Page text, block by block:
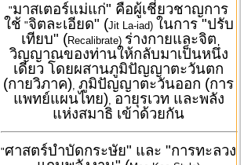
"มาสเตอร์แม่แก่" คือผู้เชี่ยวชาญการ
ใช้ "จิตละเอียด" (Jit La-iad) ในการ "ปรับ
เทียบ" (Recalibrate) ร่างกายและจิต
วิญญาณของท่านให้กลับมาเป็นหนึ่ง
เดียว โดยผสานภูมิปัญญาตะวันตก
(กายวิภาค), ภูมิปัญญาตะวันออก (การ
แพทย์แผนไทย), อายุรเวท และพลัง
แห่งสมาธิ เข้าด้วยกัน
"ศาสตร์บำบัดกระษัย" และ "การทะลวง